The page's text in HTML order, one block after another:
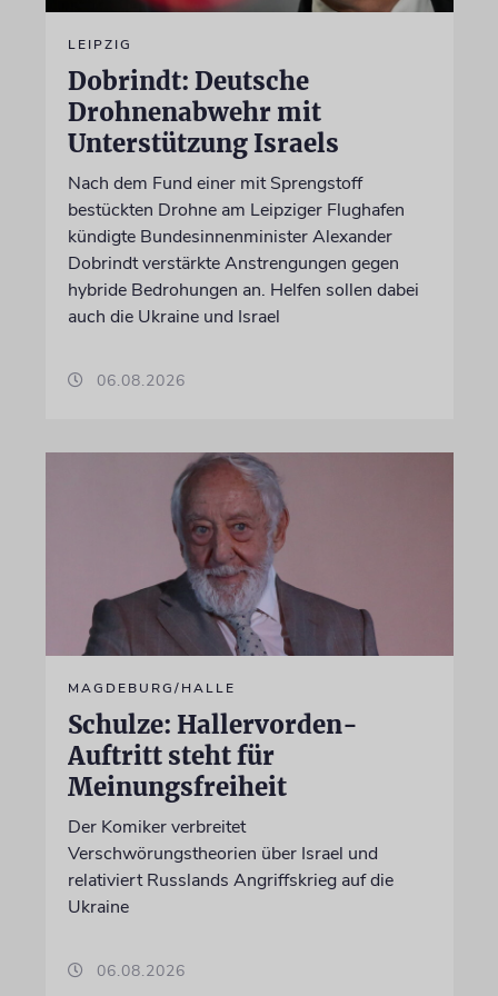
LEIPZIG
Dobrindt: Deutsche
Drohnenabwehr mit
Unterstützung Israels
Nach dem Fund einer mit Sprengstoff
bestückten Drohne am Leipziger Flughafen
kündigte Bundesinnenminister Alexander
Dobrindt verstärkte Anstrengungen gegen
hybride Bedrohungen an. Helfen sollen dabei
auch die Ukraine und Israel
06.08.2026
MAGDEBURG/HALLE
Schulze: Hallervorden-
Auftritt steht für
Meinungsfreiheit
Der Komiker verbreitet
Verschwörungstheorien über Israel und
relativiert Russlands Angriffskrieg auf die
Ukraine
06.08.2026